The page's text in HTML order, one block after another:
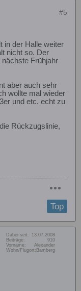
#5
in der Halle weiter
nicht so. Der
nächste Frühjahr
aber auch sehr
wollte mal wieder
und etc. echt zu
Rückzugslinie,
Top
Dabei seit:
13.07.2008
Beiträge:
910
Vorname:
Alexander
Wohn/Flugort: Bamberg